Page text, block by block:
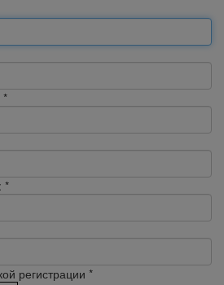
*
*
регистрации *